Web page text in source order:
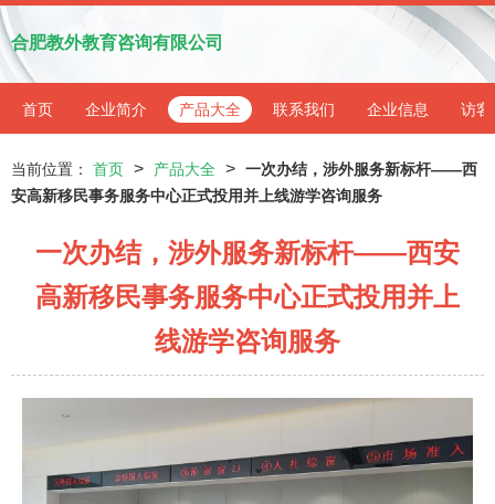
合肥教外教育咨询有限公司
首页 企业简介 产品大全 联系我们 企业信息 访客
当前位置： 首页 > 产品大全 > 一次办结，涉外服务新标杆——西
安高新移民事务服务中心正式投用并上线游学咨询服务
一次办结，涉外服务新标杆——西安
高新移民事务服务中心正式投用并上
线游学咨询服务